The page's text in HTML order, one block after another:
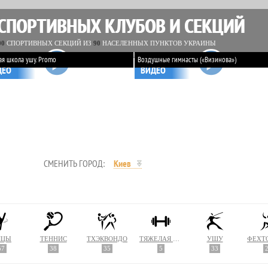
КЛУБОВ И СЕКЦИЙ
СПОРТИВНЫХ СЕКЦИЙ ИЗ 90 НАСЕЛЕННЫХ ПУНКТОВ УКРАИНЫ
школа ушу. Promo Воздушные гимнасты («Визинова»)
ВИДЕО
СМЕНИТЬ ГОРОД: Киев
ТЕННИС
38
ТХЭКВОНДО
35
5
УШУ
33